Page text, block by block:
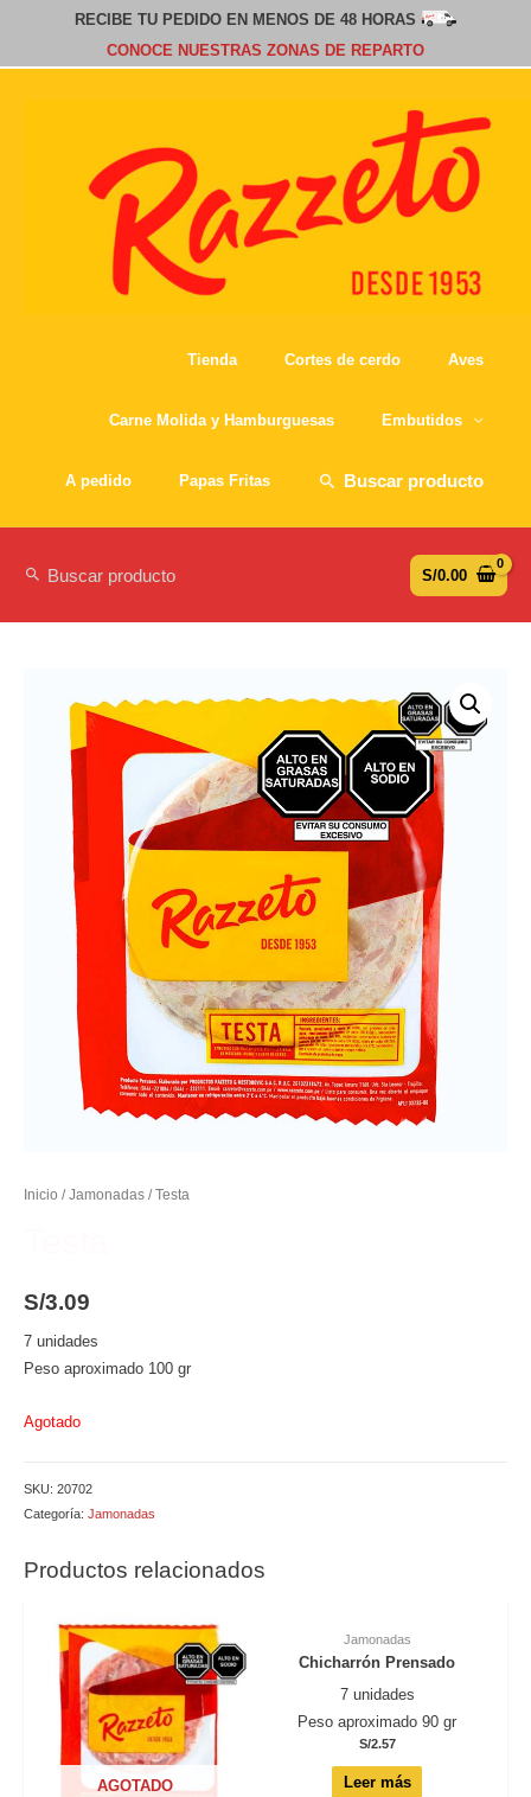
RECIBE TU PEDIDO EN MENOS DE 48 HORAS
CONOCE NUESTRAS ZONAS DE REPARTO
Tienda Cortes de cerdo Aves
Carne Molida y Hamburguesas Embutidos
A pedido Papas Fritas Buscar
S/0.00
Inicio /Jamonadas / Testa
S/3.09
7 unidades
Peso aproximado 100 gr
Agotado
SKU: 20702
Categoría: Jamonadas
Productos relacionados
AGOTADO
Jamonadas
Chicharrón Prensado
7 unidades
Peso aproximado 90 gr
S/2.57
Leer más